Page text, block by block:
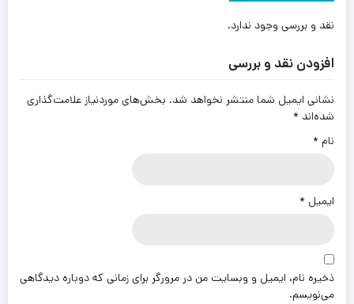
نقد و بررسی وجود ندارد.
افزودن نقد و بررسی
نشانی ایمیل شما منتشر نخواهد شد. بخش‌های موردنیاز علامت‌گذاری
شده‌اند *
نام *
ایمیل *
ذخیره نام، ایمیل و وبسایت من در مرورگر برای زمانی که دوباره دیدگاهی
می‌نویسم.